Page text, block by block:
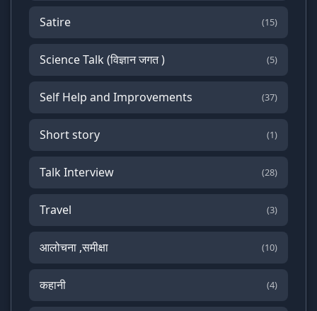
Satire (15)
Science Talk (विज्ञान जगत ) (5)
Self Help and Improvements (37)
Short story (1)
Talk Interview (28)
Travel (3)
आलोचना ,समीक्षा (10)
कहानी (4)